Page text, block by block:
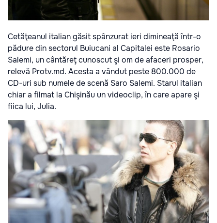
Cetăţeanul italian găsit spânzurat ieri dimineaţă într-o
pădure din sectorul Buiucani al Capitalei este Rosario
Salemi, un cântăreţ cunoscut şi om de afaceri prosper,
relevă Protv.md. Acesta a vândut peste 800.000 de
CD-uri sub numele de scenă Saro Salemi. Starul italian
chiar a filmat la Chişinău un videoclip, în care apare şi
fiica lui, Julia.